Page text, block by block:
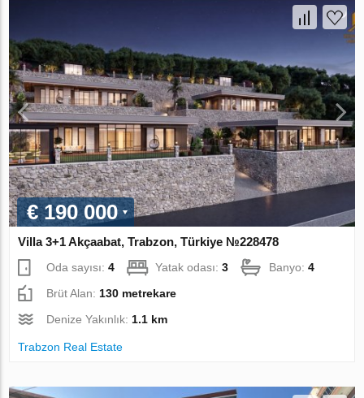
€ 190 000
Villa 3+1 Akçaabat, Trabzon, Türkiye №228478
Oda sayısı:4 Yatak odası:3 Banyo:4
Brüt Alan:130 metrekare
Denize Yakınlık:1.1 km
Trabzon Real Estate